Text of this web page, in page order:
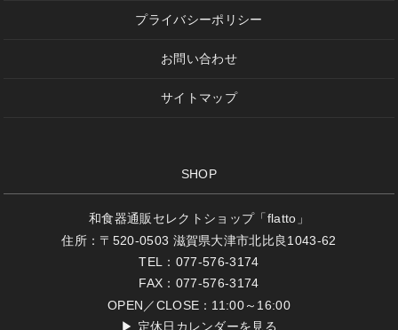
プライバシーポリシー
お問い合わせ
サイトマップ
SHOP
和食器通販セレクトショップ「flatto」
住所：〒520-0503 滋賀県大津市北比良1043-62
TEL：077-576-3174
FAX：077-576-3174
OPEN／CLOSE：11:00～16:00
▶ 定休日カレンダーを見る